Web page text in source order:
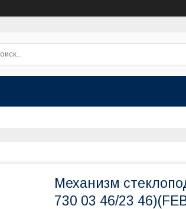
Механизм
730 03 46/23